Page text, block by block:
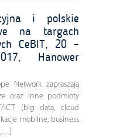
i polskie
na targach
CeBIT, 20 –
Hanower
Network zapraszają
oraz inne podmioty
ICT (big data, cloud
mobilne, business